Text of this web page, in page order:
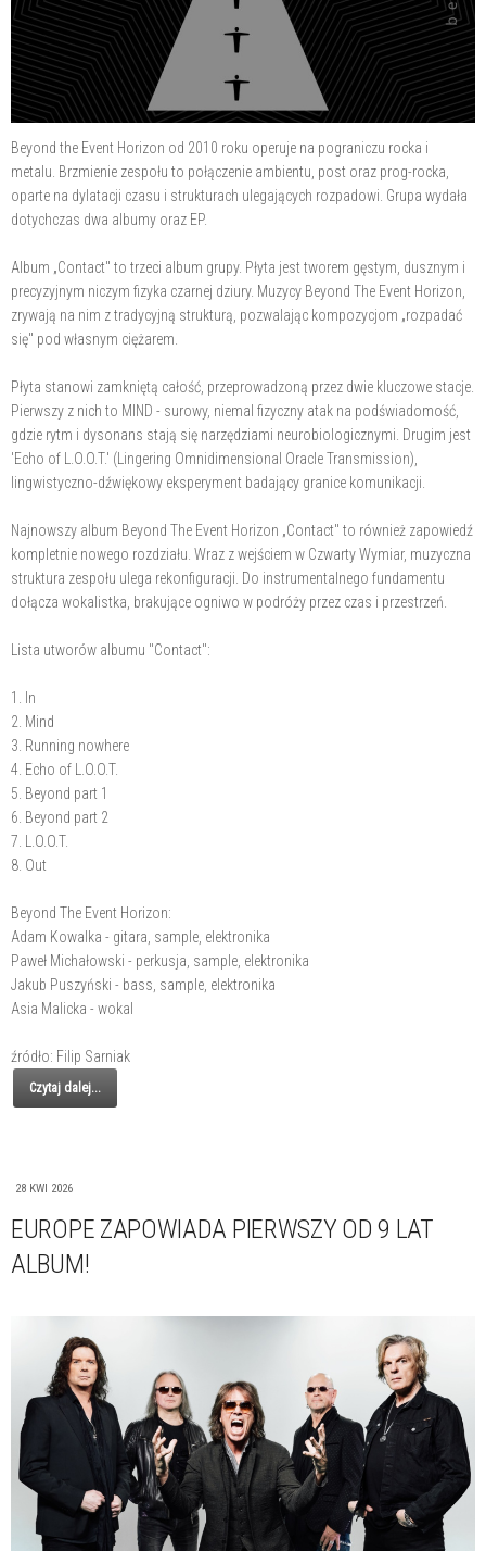
Beyond the Event Horizon od 2010 roku operuje na pograniczu rocka i
metalu. Brzmienie zespołu to połączenie ambientu, post oraz prog-rocka,
oparte na dylatacji czasu i strukturach ulegających rozpadowi. Grupa wydała
dotychczas dwa albumy oraz EP.
Album „Contact" to trzeci album grupy. Płyta jest tworem gęstym, dusznym i
precyzyjnym niczym fizyka czarnej dziury. Muzycy Beyond The Event Horizon,
zrywają na nim z tradycyjną strukturą, pozwalając kompozycjom „rozpadać
się" pod własnym ciężarem.
Płyta stanowi zamkniętą całość, przeprowadzoną przez dwie kluczowe stacje.
Pierwszy z nich to MIND - surowy, niemal fizyczny atak na podświadomość,
gdzie rytm i dysonans stają się narzędziami neurobiologicznymi. Drugim jest
'Echo of L.O.O.T.' (Lingering Omnidimensional Oracle Transmission),
lingwistyczno-dźwiękowy eksperyment badający granice komunikacji.
Najnowszy album Beyond The Event Horizon „Contact" to również zapowiedź
kompletnie nowego rozdziału. Wraz z wejściem w Czwarty Wymiar, muzyczna
struktura zespołu ulega rekonfiguracji. Do instrumentalnego fundamentu
dołącza wokalistka, brakujące ogniwo w podróży przez czas i przestrzeń.
Lista utworów albumu "Contact":
1. In
2. Mind
3. Running nowhere
4. Echo of L.O.O.T.
5. Beyond part 1
6. Beyond part 2
7. L.O.O.T.
8. Out
Beyond The Event Horizon:
Adam Kowalka - gitara, sample, elektronika
Paweł Michałowski - perkusja, sample, elektronika
Jakub Puszyński - bass, sample, elektronika
Asia Malicka - wokal
źródło: Filip Sarniak
Czytaj dalej...
28 KWI 2026
EUROPE ZAPOWIADA PIERWSZY OD 9 LAT
ALBUM!